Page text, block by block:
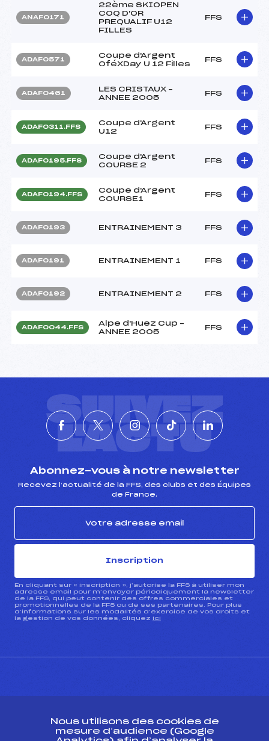
ANAF0171
22ème SKIOPEN
COQ D'OR
PREQUALIF U12
FILLES
FFS
ADAF0571
Coupe d'Argent
OféXDay U 12 Filles
FFS
ADAF0461
LES CRISTAUX –
ANNEE 2005
FFS
ADAF0311.FFS
Coupe d'Argent
U12
FFS
ADAF0195.FFS
Coupe d'Argent
COURSE 2
FFS
ADAF0194.FFS
Coupe d'Argent
COURSE1
FFS
ADAF0193 ENTRAINEMENT 3 FFS
ADAF0191 ENTRAINEMENT 1 FFS
ADAF0192 ENTRAINEMENT 2 FFS
ADAF0044.FFS
Alpe d'Huez Cup –
ANNEE 2005
FFS
SUIVEZ
L'ACTU
Abonnez-vous à notre newsletter
Recevez l’actualité de la FFS, des clubs et des Équipes
de France.
Inscription
En cliquant sur « inscription », j’autorise la FFS à utiliser mon
adresse email pour m’envoyer périodiquement la newsletter
de la FFS, qui peut contenir des offres commerciales et
promotionnelles de la FFS ou de ses partenaires. Pour plus
d’informations sur les modalités d’exercice de vos droits et
la gestion de vos données, cliquez ici
ESPACE PRESSE
Nous utilisons des cookies de
mesure d’audience (Google